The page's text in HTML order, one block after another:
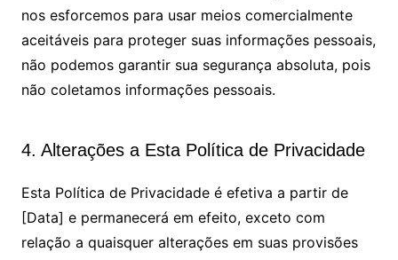
nos esforcemos para usar meios comercialmente
aceitáveis para proteger suas informações pessoais,
não podemos garantir sua segurança absoluta, pois
não coletamos informações pessoais.
4. Alterações a Esta Política de Privacidade
Esta Política de Privacidade é efetiva a partir de
[Data] e permanecerá em efeito, exceto com
relação a quaisquer alterações em suas provisões